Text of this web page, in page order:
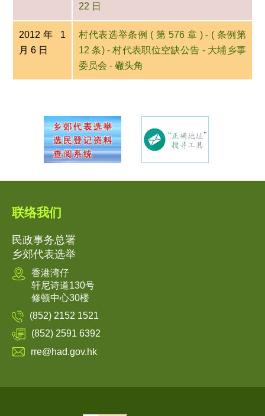
22 日
2012年 1
月 6 日
村代表选举条例 ( 第 576 章 ) - ( 条例第
12 条) - 村代表职位空缺公告 - 大埔乡事
委员会 - 䃟头角
联络我们
民政事务总署
乡郊代表选举
香港湾仔
轩尼诗道130号
修顿中心30楼
(852) 2152 1521
(852) 2591 6392
rre@had.gov.hk